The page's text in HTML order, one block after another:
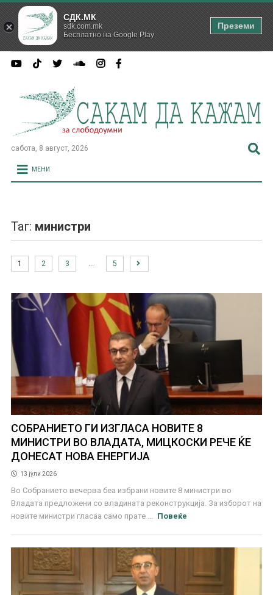
сабота, 8 август, 2026
МЕНИ
Таг: министри
1 2 3 5
СОБРАНИЕТО ГИ ИЗГЛАСА НОВИТЕ 8
МИНИСТРИ ВО ВЛАДАТА, МИЦКОСКИ РЕЧЕ ЌЕ
ДОНЕСАТ НОВА ЕНЕРГИЈА
13 јули 2026
Во Собранието вечерва беа избрани новите 8 министри во
Владата предложени со владината реконструкција. За изборот на
новите министри гласаа само прате ...
Повеќе
СДК.МК
sdk.com.mk
Бесплатно на Google Play
Преземи